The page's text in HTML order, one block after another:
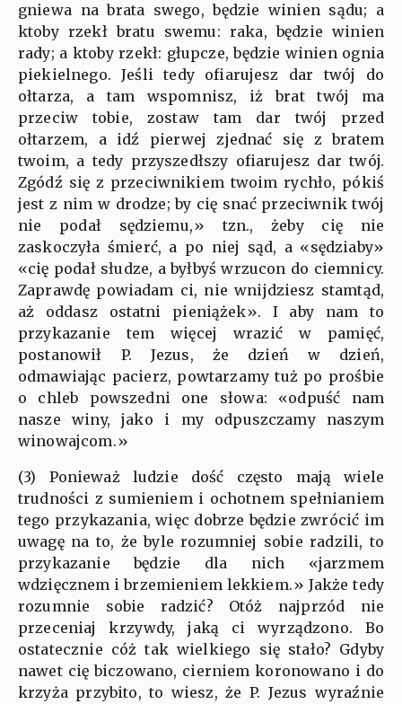
gniewa na brata swego, będzie winien sądu; a
ktoby rzekł bratu swemu: raka, będzie winien
rady; a ktoby rzekł: głupcze, będzie winien ognia
piekielnego. Jeśli tedy ofiarujesz dar twój do
ołtarza, a tam wspomnisz, iż brat twój ma
przeciw tobie, zostaw tam dar twój przed
ołtarzem, a idź pierwej zjednać się z bratem
twoim, a tedy przyszedłszy ofiarujesz dar twój.
Zgódź się z przeciwnikiem twoim rychło, pókiś
jest z nim w drodze; by cię snać przeciwnik twój
nie podał sędziemu,» tzn., żeby cię nie
zaskoczyła śmierć, a po niej sąd, a «sędziaby»
«cię podał słudze, a byłbyś wrzucon do ciemnicy.
Zaprawdę powiadam ci, nie wnijdziesz stamtąd,
aż oddasz ostatni pieniążek». I aby nam to
przykazanie tem więcej wrazić w pamięć,
postanowił P. Jezus, że dzień w dzień,
odmawiając pacierz, powtarzamy tuż po prośbie
o chleb powszedni one słowa: «odpuść nam
nasze winy, jako i my odpuszczamy naszym
winowajcom.»
(3) Ponieważ ludzie dość często mają wiele
trudności z sumieniem i ochotnem spełnianiem
tego przykazania, więc dobrze będzie zwrócić im
uwagę na to, że byle rozumniej sobie radzili, to
przykazanie będzie dla nich «jarzmem
wdzięcznem i brzemieniem lekkiem.» Jakże tedy
rozumnie sobie radzić? Otóż najprzód nie
przeceniaj krzywdy, jaką ci wyrządzono. Bo
ostatecznie cóż tak wielkiego się stało? Gdyby
nawet cię biczowano, cierniem koronowano i do
krzyża przybito, to wiesz, że P. Jezus wyraźnie